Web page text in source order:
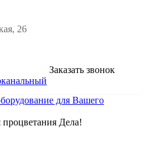
26
Заказать звонок
процветания Дела!